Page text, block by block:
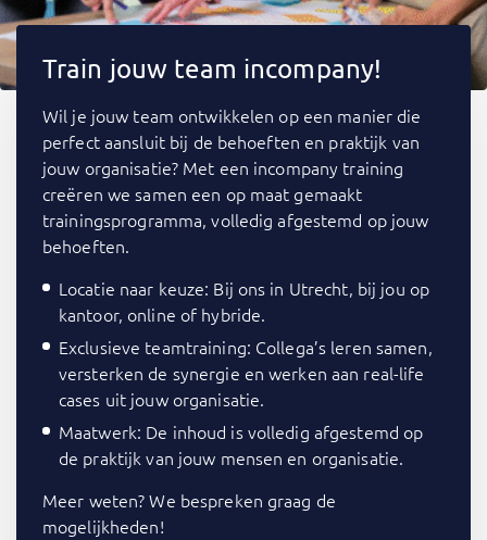
Train jouw team incompany!
Wil je jouw team ontwikkelen op een manier die
perfect aansluit bij de behoeften en praktijk van
jouw organisatie? Met een incompany training
creëren we samen een op maat gemaakt
trainingsprogramma, volledig afgestemd op jouw
behoeften.
Locatie naar keuze: Bij ons in Utrecht, bij jou op
kantoor, online of hybride.
Exclusieve teamtraining: Collega’s leren samen,
versterken de synergie en werken aan real-life
cases uit jouw organisatie.
Maatwerk: De inhoud is volledig afgestemd op
de praktijk van jouw mensen en organisatie.
Meer weten? We bespreken graag de
mogelijkheden!